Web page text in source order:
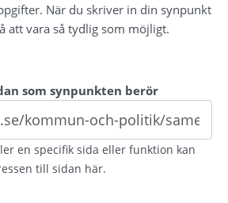
När du skriver in din synpunkt
att vara så tydlig som möjligt.
som synpunkten berör
en specifik sida eller funktion kan
till sidan här.